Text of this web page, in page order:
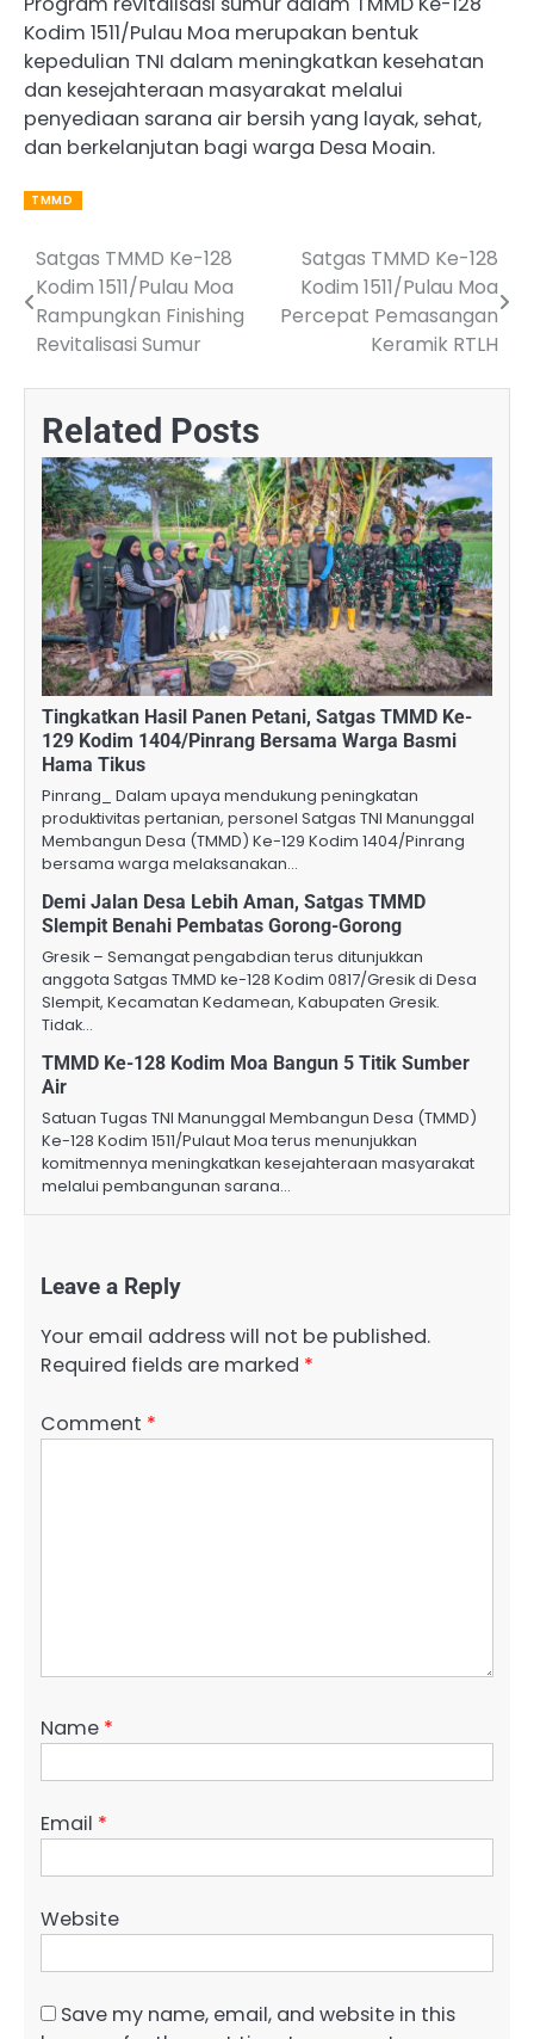
Kodim 1511/Pulau Moa merupakan bentuk
kepedulian TNI dalam meningkatkan kesehatan
dan kesejahteraan masyarakat melalui
penyediaan sarana air bersih yang layak, sehat,
dan berkelanjutan bagi warga Desa Moain.
TMMD
Post
navigation
Satgas TMMD Ke-128
Kodim 1511/Pulau Moa
Rampungkan Finishing
Revitalisasi Sumur
Satgas TMMD Ke-128
Kodim 1511/Pulau Moa
Percepat Pemasangan
Keramik RTLH
Related Posts
Tingkatkan Hasil Panen Petani, Satgas TMMD Ke-
129 Kodim 1404/Pinrang Bersama Warga Basmi
Hama Tikus
Pinrang_ Dalam upaya mendukung peningkatan
produktivitas pertanian, personel Satgas TNI Manunggal
Membangun Desa (TMMD) Ke-129 Kodim 1404/Pinrang
bersama warga melaksanakan…
Demi Jalan Desa Lebih Aman, Satgas TMMD
Slempit Benahi Pembatas Gorong-Gorong
Gresik – Semangat pengabdian terus ditunjukkan
anggota Satgas TMMD ke-128 Kodim 0817/Gresik di Desa
Slempit, Kecamatan Kedamean, Kabupaten Gresik.
Tidak…
TMMD Ke-128 Kodim Moa Bangun 5 Titik Sumber
Air
Satuan Tugas TNI Manunggal Membangun Desa (TMMD)
Ke-128 Kodim 1511/Pulaut Moa terus menunjukkan
komitmennya meningkatkan kesejahteraan masyarakat
melalui pembangunan sarana…
Leave a Reply
Your email address will not be published.
Required fields are marked *
Comment *
Name *
Email *
Website
Save my name, email, and website in this